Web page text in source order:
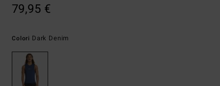
79,95 €
Colori Dark Denim